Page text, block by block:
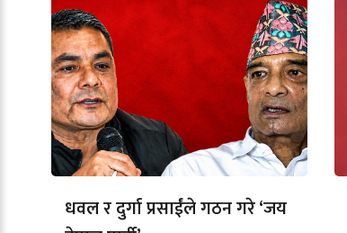
धवल र दुर्गा प्रसाईंले गठन गरे ‘जय